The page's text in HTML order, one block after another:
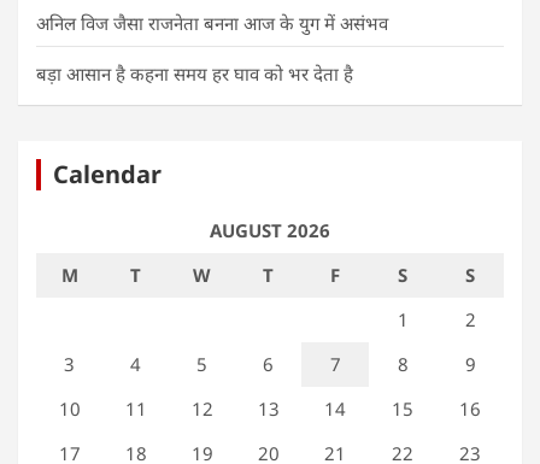
अनिल विज जैसा राजनेता बनना आज के युग में असंभव
बड़ा आसान है कहना समय हर घाव को भर देता है
Calendar
AUGUST 2026
M
T W T F S
S
1
2
3
4 5 6 7 8
9
10
11 12 13 14 15
16
17
18 19 20 21 22
23